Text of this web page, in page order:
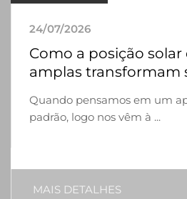
24/07/2026
Como a posição solar
amplas transformam
Quando pensamos em um
padrão, logo nos vêm à ...
MAIS DETALHES